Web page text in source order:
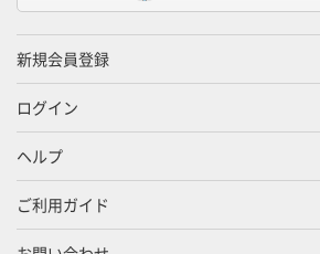
新規会員登録
ログイン
ヘルプ
ご利用ガイド